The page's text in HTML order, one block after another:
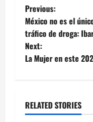
Post
navigation
Previous:
México no es el
tráfico de droga:
Next:
La Mujer en este
RELATED STORIES